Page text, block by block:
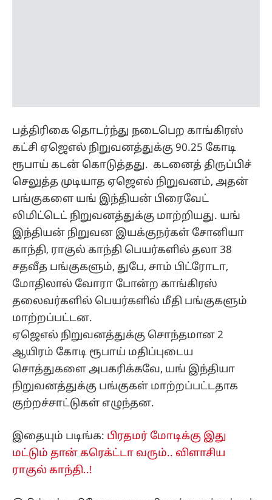
காந்தி, ராகுல் காந்தி பெயர்களில் தலா 38
சதவீத பங்குகளும், துபே, சாம் பிட்ரோடா,
மோதிலால் வோரா போன்ற காங்கிரஸ்
தலைவர்களில் பெயர்களில் மீதி பங்குகளும்
மாற்றப்பட்டன.
ஏஜெஎல் நிறுவனத்துக்கு சொந்தமான 2
ஆயிரம் கோடி ரூபாய் மதிப்புடைய
சொத்துகளை அபகரிக்கவே, யங் இந்தியா
நிறுவனத்துக்கு பங்குகள் மாற்றப்பட்டதாக
குற்றச்சாட்டுகள் எழுந்தன.
இதையும் படிங்க:
மட்டும் தான் கரெக்ட்டா வரும்.. விளாசிய
ராகுல் காந்தி..!
இதில் சட்ட விரோத பண பரிமாற்ற குற்றங்கள்
நடைபெற்றதாக அமலாக்க துறையும்,
நீதிமன்றத்தில் குற்றப் பத்திரிகை தாக்கல்
செய்யப்பட்டு விசாரணை நடைபெற்று
வருகிறது. ஜூலை 2ம் தேதி நடந்த